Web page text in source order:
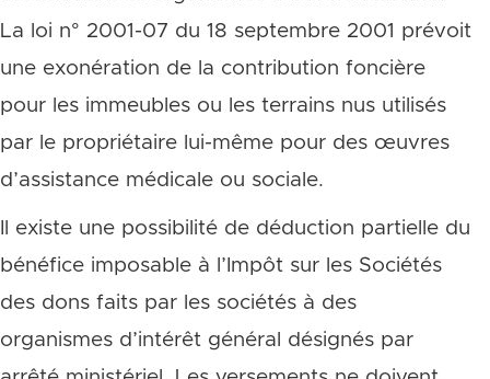
La loi n° 2001-07 du 18 septembre 2001 prévoit
une exonération de la contribution foncière
pour les immeubles ou les terrains nus utilisés
par le propriétaire lui-même pour des œuvres
d’assistance médicale ou sociale.
Il existe une possibilité de déduction partielle du
bénéfice imposable à l’Impôt sur les Sociétés
des dons faits par les sociétés à des
organismes d’intérêt général désignés par